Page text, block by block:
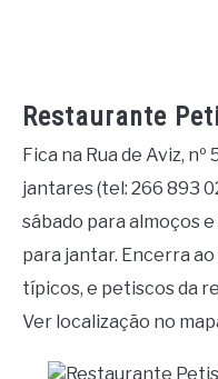
Restaurante
Fica na Rua de Aviz,
jantares (tel: 266 893
sábado para almoços
para jantar. Encerra
típicos, e petiscos da
Ver localização no